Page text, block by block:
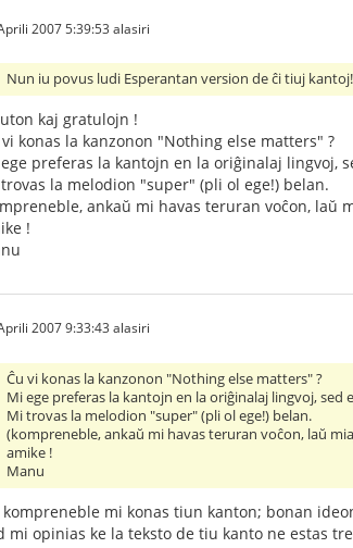
2007 5:39:53 alasiri
Nun iu povus ludi Esperantan version de ĉi tiuj
kaj gratulojn !
vi konas la kanzonon "Nothing else matters" ?
preferas la kantojn en la oriĝinalaj lingvoj,
la melodion "super" (pli ol ege!) belan.
ankaŭ mi havas teruran voĉon, laŭ
!
2007 9:33:43 alasiri
Ĉu vi konas la kanzonon "Nothing else matters" ?
Mi ege preferas la kantojn en la oriĝinalaj lingvoj,
Mi trovas la melodion "super" (pli ol ege!) belan.
(kompreneble, ankaŭ mi havas teruran voĉon, laŭ
amike !
Manu
kompreneble mi konas tiun kanton; bonan
mi opinias ke la teksto de tiu kanto ne estas